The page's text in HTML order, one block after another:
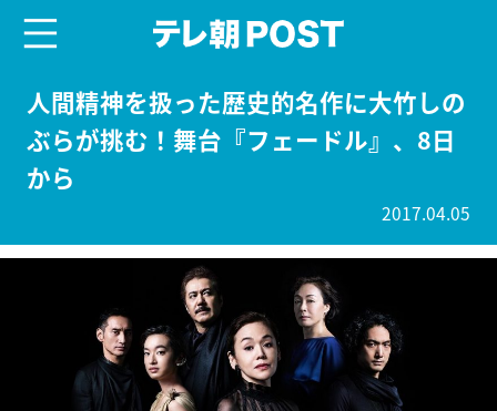
人間精神を扱った歴史的名作に大竹しの
ぶらが挑む！舞台『フェードル』、8日
から
2017.04.05